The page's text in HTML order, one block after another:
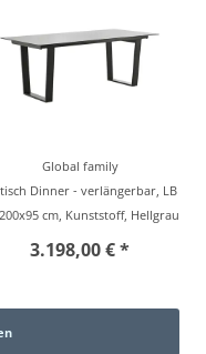
Global family
Dinner - verlängerbar, LB
cm, Kunststoff, Hellgrau
3.198,00 € *